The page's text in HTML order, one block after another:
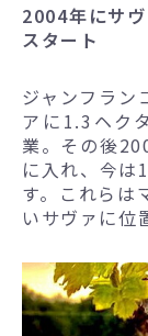
2004年にサ
スタート
ジャンフラン
アに1.3ヘク
業。その後
に入れ、今は
す。これらは
いサヴァに位